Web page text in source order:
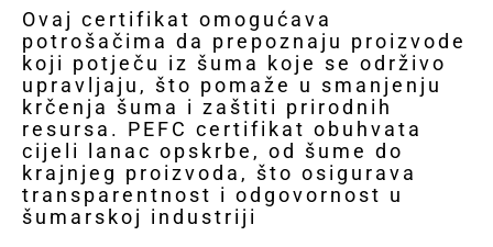
Ovaj certifikat omogućava
potrošačima da prepoznaju proizvode
koji potječu iz šuma koje se održivo
upravljaju, što pomaže u smanjenju
krčenja šuma i zaštiti prirodnih
resursa. PEFC certifikat obuhvata
cijeli lanac opskrbe, od šume do
krajnjeg proizvoda, što osigurava
transparentnost i odgovornost u
šumarskoj industriji